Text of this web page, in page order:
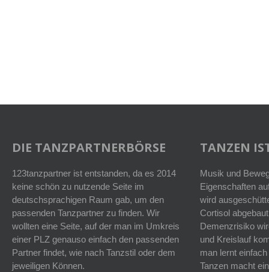
DIE TANZPARTNERBÖRSE
123tanzpartner ist entstanden, da es 2014
keine schön zu nutzende Seite im
deutschsprachigen Raum gab, um den
passenden Tanzpartner zu finden. Wir
wollten eine Seite, auf der man im Umkreis
einer PLZ genauso einfach den passenden
Partner findet, wie nach Tanzstil oder dem
jeweiligen Können.
TANZEN
Musik und
Eigenschaften
wird
Cortisol
Demenzrisiko
und Kreislauf
man lernt
Tanzen macht